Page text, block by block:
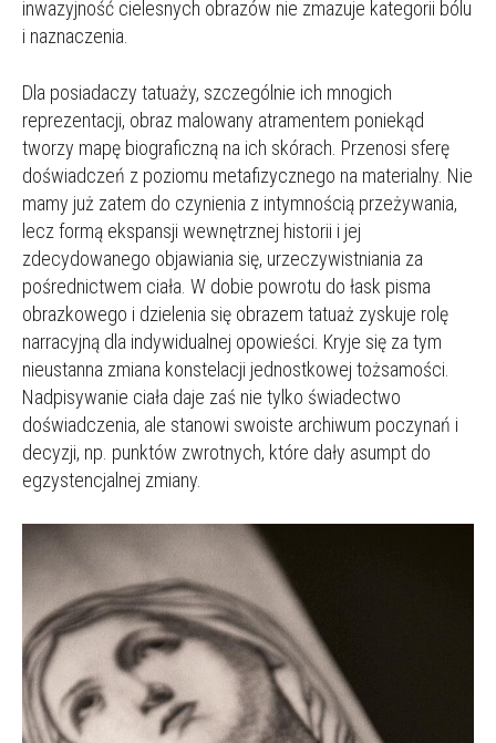
inwazyjność cielesnych obrazów nie zmazuje kategorii bólu
i naznaczenia.
Dla posiadaczy tatuaży, szczególnie ich mnogich
reprezentacji, obraz malowany atramentem poniekąd
tworzy mapę biograficzną na ich skórach. Przenosi sferę
doświadczeń z poziomu metafizycznego na materialny. Nie
mamy już zatem do czynienia z intymnością przeżywania,
lecz formą ekspansji wewnętrznej historii i jej
zdecydowanego objawiania się, urzeczywistniania za
pośrednictwem ciała. W dobie powrotu do łask pisma
obrazkowego i dzielenia się obrazem tatuaż zyskuje rolę
narracyjną dla indywidualnej opowieści. Kryje się za tym
nieustanna zmiana konstelacji jednostkowej tożsamości.
Nadpisywanie ciała daje zaś nie tylko świadectwo
doświadczenia, ale stanowi swoiste archiwum poczynań i
decyzji, np. punktów zwrotnych, które dały asumpt do
egzystencjalnej zmiany.